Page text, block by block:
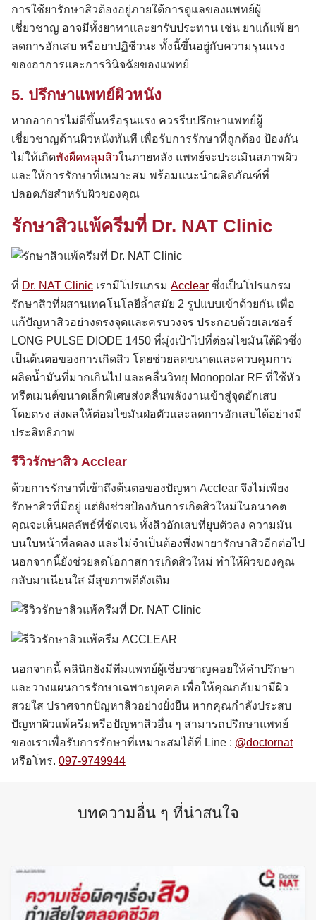
for:
การใช้ยารักษาสิวต้องอยู่ภายใต้การดูแลของแพทย์ผู้
เชี่ยวชาญ อาจมีทั้งยาทาและยารับประทาน เช่น ยาแก้แพ้ ยา
ลดการอักเสบ หรือยาปฏิชีวนะ ทั้งนี้ขึ้นอยู่กับความรุนแรง
ของอาการและการวินิจฉัยของแพทย์
5. ปรึกษาแพทย์ผิวหนัง
หากอาการไม่ดีขึ้นหรือรุนแรง ควรรีบปรึกษาแพทย์ผู้
เชี่ยวชาญด้านผิวหนังทันที เพื่อรับการรักษาที่ถูกต้อง ป้องกัน
ไม่ให้เกิดพังผืดหลุมสิวในภายหลัง แพทย์จะประเมินสภาพผิว
และให้การรักษาที่เหมาะสม พร้อมแนะนำผลิตภัณฑ์ที่
ปลอดภัยสำหรับผิวของคุณ
รักษาสิวแพ้ครีมที่ Dr. NAT Clinic
ที่ Dr. NAT Clinic เรามีโปรแกรม Acclear ซึ่งเป็นโปรแกรม
รักษาสิวที่ผสานเทคโนโลยีล้ำสมัย 2 รูปแบบเข้าด้วยกัน เพื่อ
แก้ปัญหาสิวอย่างตรงจุดและครบวงจร ประกอบด้วยเลเซอร์
LONG PULSE DIODE 1450 ที่มุ่งเป้าไปที่ต่อมไขมันใต้ผิวซึ่ง
เป็นต้นตอของการเกิดสิว โดยช่วยลดขนาดและควบคุมการ
ผลิตน้ำมันที่มากเกินไป และคลื่นวิทยุ Monopolar RF ที่ใช้หัว
ทรีตเมนต์ขนาดเล็กพิเศษส่งคลื่นพลังงานเข้าสู่จุดอักเสบ
โดยตรง ส่งผลให้ต่อมไขมันฝ่อตัวและลดการอักเสบได้อย่างมี
ประสิทธิภาพ
รีวิวรักษาสิว Acclear
ด้วยการรักษาที่เข้าถึงต้นตอของปัญหา Acclear จึงไม่เพียง
รักษาสิวที่มีอยู่ แต่ยังช่วยป้องกันการเกิดสิวใหม่ในอนาคต
คุณจะเห็นผลลัพธ์ที่ชัดเจน ทั้งสิวอักเสบที่ยุบตัวลง ความมัน
บนใบหน้าที่ลดลง และไม่จำเป็นต้องพึ่งพายารักษาสิวอีกต่อไป
นอกจากนี้ยังช่วยลดโอกาสการเกิดสิวใหม่ ทำให้ผิวของคุณ
กลับมาเนียนใส มีสุขภาพดีดังเดิม
นอกจากนี้ คลินิกยังมีทีมแพทย์ผู้เชี่ยวชาญคอยให้คำปรึกษา
และวางแผนการรักษาเฉพาะบุคคล เพื่อให้คุณกลับมามีผิว
สวยใส ปราศจากปัญหาสิวอย่างยั่งยืน หากคุณกำลังประสบ
ปัญหาผิวแพ้ครีมหรือปัญหาสิวอื่น ๆ สามารถปรึกษาแพทย์
ของเราเพื่อรับการรักษาที่เหมาะสมได้ที่ Line : @doctornat
หรือโทร. 097-9749944
บทความอื่น ๆ ที่น่าสนใจ